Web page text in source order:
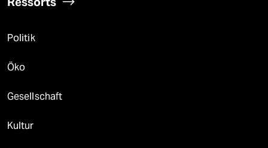
Politik
Öko
Gesellschaft
Kultur